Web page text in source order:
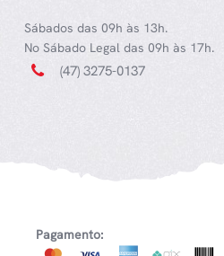
Sábados das 09h às 13h.
No Sábado Legal das 09h às 17h.
(47) 3275-0137
Pagamento: